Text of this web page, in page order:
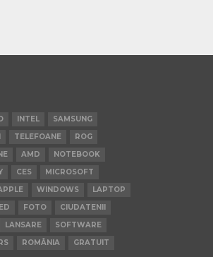
INTEL
SAMSUNG
TELEFOANE
ROG
AMD
NOTEBOOK
CES
MICROSOFT
WINDOWS
LAPTOP
FOTO
CIUDATENII
LANSARE
SOFTWARE
ROMÂNIA
GRATUIT